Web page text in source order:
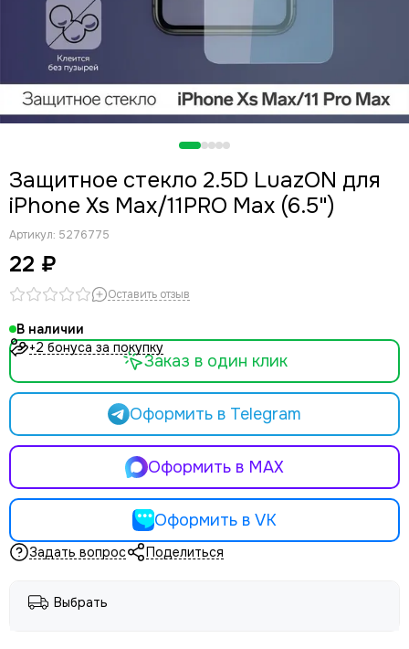
Защитное стекло 2.5D LuazON для
iPhone Xs Max/11PRO Max (6.5")
Артикул: 5276775
22 ₽
Оставить отзыв
В наличии
+2 бонуса за покупку
Оформить в Telegram
Оформить в MAX
Оформить в VK
Заказ в один клик
Задать вопрос Поделиться
Выбрать